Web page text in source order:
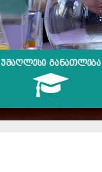
ᲣᲛᲐᲦᲚᲔᲡᲘ ᲒᲐᲜᲐᲗᲚᲔᲑᲐ